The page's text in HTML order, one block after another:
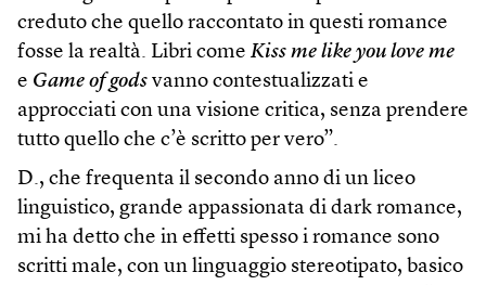
creduto che quello raccontato in questi romance
fosse la realtà. Libri come Kiss me like you love me
e Game of gods vanno contestualizzati e
approcciati con una visione critica, senza prendere
tutto quello che c’è scritto per vero”.
D., che frequenta il secondo anno di un liceo
linguistico, grande appassionata di dark romance,
mi ha detto che in effetti spesso i romance sono
scritti male, con un linguaggio stereotipato, basico